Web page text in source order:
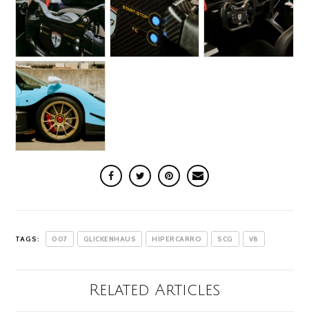
TAGS: 007 GLICKENHAUS HIPERCARRO SCG V8
Related Articles